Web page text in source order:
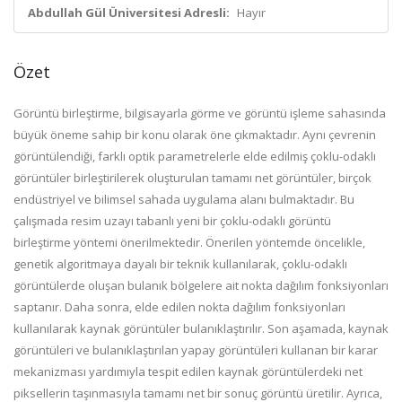
Abdullah Gül Üniversitesi Adresli: Hayır
Özet
Görüntü birleştirme, bilgisayarla görme ve görüntü işleme sahasında
büyük öneme sahip bir konu olarak öne çıkmaktadır. Aynı çevrenin
görüntülendiği, farklı optik parametrelerle elde edilmiş çoklu-odaklı
görüntüler birleştirilerek oluşturulan tamamı net görüntüler, birçok
endüstriyel ve bilimsel sahada uygulama alanı bulmaktadır. Bu
çalışmada resim uzayı tabanlı yeni bir çoklu-odaklı görüntü
birleştirme yöntemi önerilmektedir. Önerilen yöntemde öncelikle,
genetik algoritmaya dayalı bir teknik kullanılarak, çoklu-odaklı
görüntülerde oluşan bulanık bölgelere ait nokta dağılım fonksiyonları
saptanır. Daha sonra, elde edilen nokta dağılım fonksiyonları
kullanılarak kaynak görüntüler bulanıklaştırılır. Son aşamada, kaynak
görüntüleri ve bulanıklaştırılan yapay görüntüleri kullanan bir karar
mekanizması yardımıyla tespit edilen kaynak görüntülerdeki net
piksellerin taşınmasıyla tamamı net bir sonuç görüntü üretilir. Ayrıca,